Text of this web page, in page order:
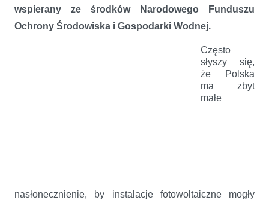
wspierany ze środków Narodowego Funduszu
Ochrony Środowiska i Gospodarki Wodnej.
Często
słyszy się,
że Polska
ma zbyt
małe
nasłonecznienie, by instalacje fotowoltaiczne mogły